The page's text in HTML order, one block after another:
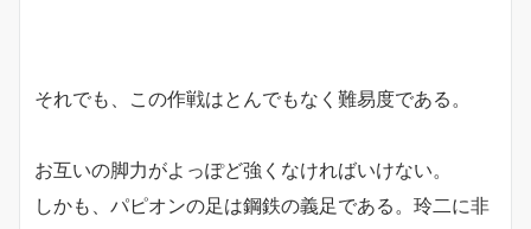
それでも、この作戦はとんでもなく難易度である。
お互いの脚力がよっぽど強くなければいけない。
しかも、パピオンの足は鋼鉄の義足である。玲二に非